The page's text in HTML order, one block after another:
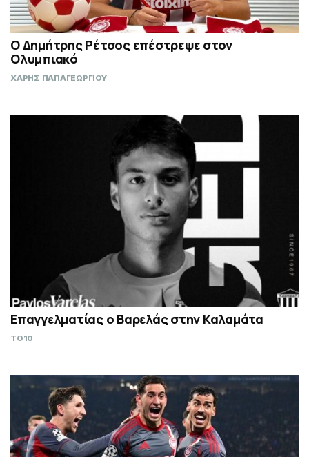
Ο Δημήτρης Ρέτσος επέστρεψε στον
Ολυμπιακό
ΧΑΡΗΣ ΠΑΠΑΓΕΩΡΓΙΟΥ
Επαγγελματίας ο Βαρελάς στην Καλαμάτα
TO10